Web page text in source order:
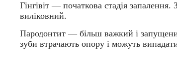
Гінгівіт — початкова стадія
виліковний.
Пародонтит — більш важкий і
зуби втрачають опору і можуть